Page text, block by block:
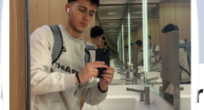
Umut Kaan Demir